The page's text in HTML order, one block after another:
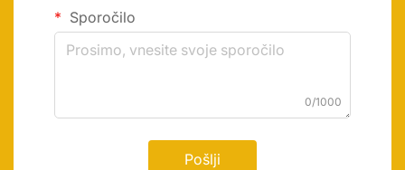
Sporočilo
0/1000
Pošlji